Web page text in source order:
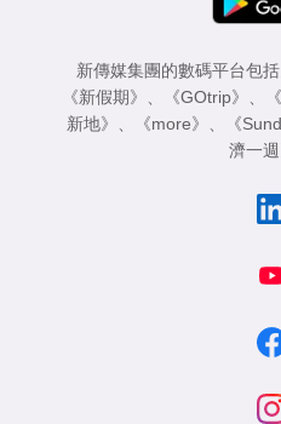
新傳媒集團的數碼平台包
《新假期》
《GOtrip》
新地》
《more》 《
濟一週